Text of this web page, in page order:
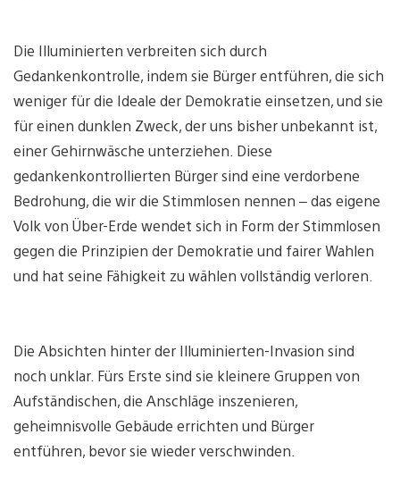
Die Illuminierten verbreiten sich durch
Gedankenkontrolle, indem sie Bürger entführen, die sich
weniger für die Ideale der Demokratie einsetzen, und sie
für einen dunklen Zweck, der uns bisher unbekannt ist,
einer Gehirnwäsche unterziehen. Diese
gedankenkontrollierten Bürger sind eine verdorbene
Bedrohung, die wir die Stimmlosen nennen – das eigene
Volk von Über-Erde wendet sich in Form der Stimmlosen
gegen die Prinzipien der Demokratie und fairer Wahlen
und hat seine Fähigkeit zu wählen vollständig verloren.
Die Absichten hinter der Illuminierten-Invasion sind
noch unklar. Fürs Erste sind sie kleinere Gruppen von
Aufständischen, die Anschläge inszenieren,
geheimnisvolle Gebäude errichten und Bürger
entführen, bevor sie wieder verschwinden.